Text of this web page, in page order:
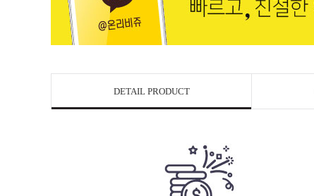
DETAIL PRODUCT